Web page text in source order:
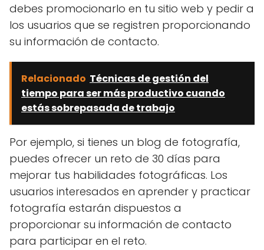
debes promocionarlo en tu sitio web y pedir a
los usuarios que se registren proporcionando
su información de contacto.
Relacionado Técnicas de gestión del
tiempo para ser más productivo cuando
estás sobrepasada de trabajo
Por ejemplo, si tienes un blog de fotografía,
puedes ofrecer un reto de 30 días para
mejorar tus habilidades fotográficas. Los
usuarios interesados ​​en aprender y practicar
fotografía estarán dispuestos a
proporcionar su información de contacto
para participar en el reto.